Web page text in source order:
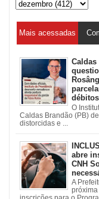
Mais acessadas
Caldas
O
Caldas Brandão (PB)
distorcidas e ...
abre
CNH
A